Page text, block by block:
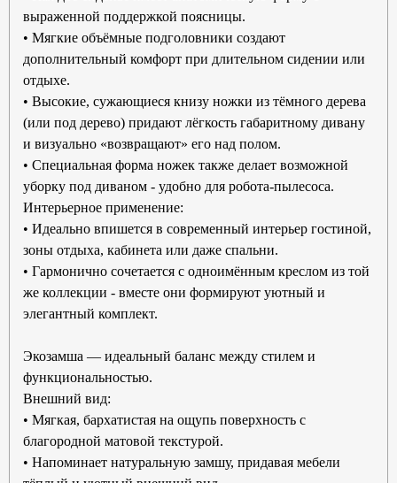
выраженной поддержкой поясницы.
• Мягкие объёмные подголовники создают
дополнительный комфорт при длительном сидении или
отдыхе.
• Высокие, сужающиеся книзу ножки из тёмного дерева
(или под дерево) придают лёгкость габаритному дивану
и визуально «возвращают» его над полом.
• Специальная форма ножек также делает возможной
уборку под диваном - удобно для робота-пылесоса.
Интерьерное применение:
• Идеально впишется в современный интерьер гостиной,
зоны отдыха, кабинета или даже спальни.
• Гармонично сочетается с одноимённым креслом из той
же коллекции - вместе они формируют уютный и
элегантный комплект.
Экозамша — идеальный баланс между стилем и
функциональностью.
Внешний вид:
• Мягкая, бархатистая на ощупь поверхность с
благородной матовой текстурой.
• Напоминает натуральную замшу, придавая мебели